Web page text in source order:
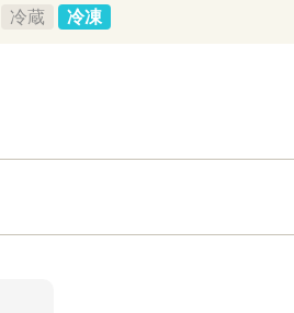
冷蔵 冷凍